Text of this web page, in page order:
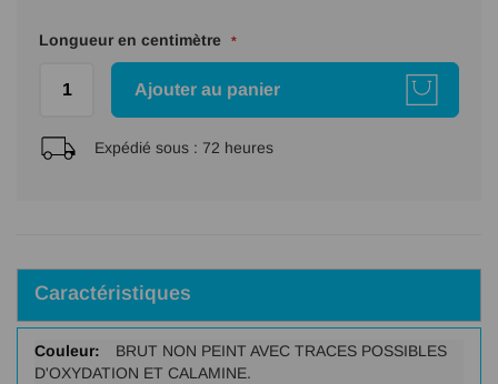
Longueur en centimètre
Ajouter au panier
Expédié sous : 72 heures
Caractéristiques
Plus
d'infos
BRUT NON PEINT AVEC TRACES POSSIBLES
D'OXYDATION ET CALAMINE.